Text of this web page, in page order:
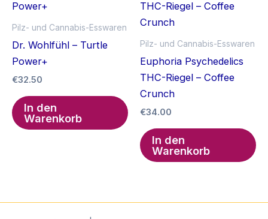
Pilz- und Cannabis-Esswaren
Dr. Wohlfühl – Turtle
Power+
€32.50
In den
Warenkorb
Pilz- und Cannabis-Esswaren
Euphoria Psychedelics
THC-Riegel – Coffee
Crunch
€34.00
In den
Warenkorb